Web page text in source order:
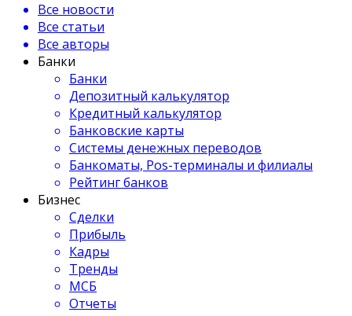
Все новости
Все статьи
Все авторы
Банки
Банки
Депозитный калькулятор
Кредитный калькулятор
Банковские карты
Системы денежных переводов
Банкоматы, Pos-терминалы и филиалы
Рейтинг банков
Бизнес
Сделки
Прибыль
Кадры
Тренды
МСБ
Отчеты